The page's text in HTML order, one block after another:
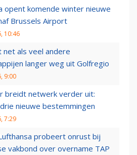
opent komende winter nieuwe
Brussels Airport
10:46
net als veel andere
langer weg uit Golfregio
9:00
breidt netwerk verder uit:
nieuwe bestemmingen
7:29
probeert onrust bij
vakbond over overname TAP